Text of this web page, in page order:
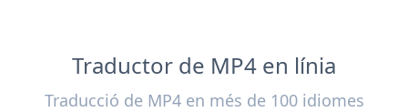
Traductor de MP4 en línia
Traducció de MP4 en més de 100 idiomes